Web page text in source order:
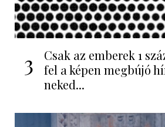
3
Csak az emberek 1
fel a képen megbújó
neked...